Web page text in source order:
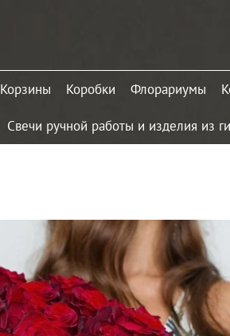
Корзины Коробки Флорариумы
Свечи ручной работы и изделия из